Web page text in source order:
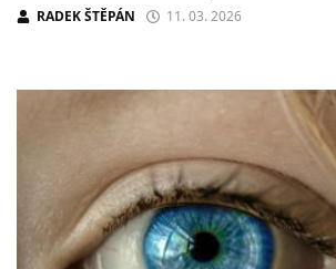
RADEK ŠTĚPÁN 11. 03. 2026